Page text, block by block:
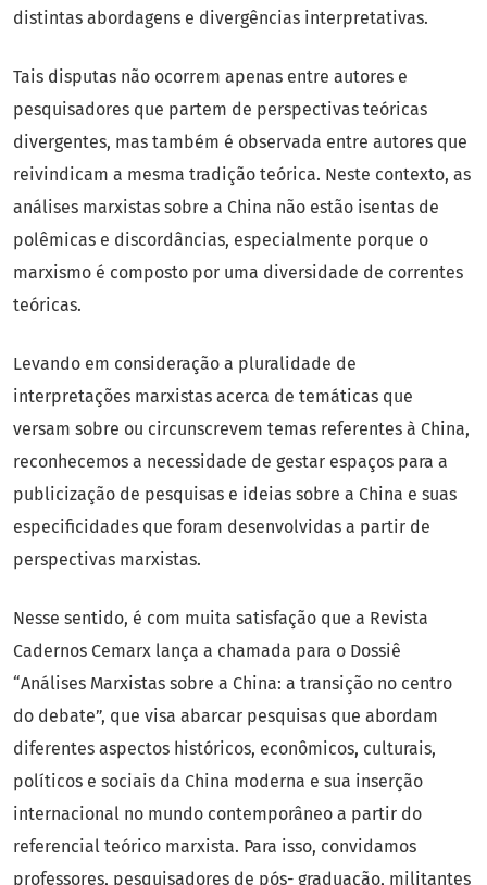
distintas abordagens e divergências interpretativas.
Tais disputas não ocorrem apenas entre autores e
pesquisadores que partem de perspectivas teóricas
divergentes, mas também é observada entre autores que
reivindicam a mesma tradição teórica. Neste contexto, as
análises marxistas sobre a China não estão isentas de
polêmicas e discordâncias, especialmente porque o
marxismo é composto por uma diversidade de correntes
teóricas.
Levando em consideração a pluralidade de
interpretações marxistas acerca de temáticas que
versam sobre ou circunscrevem temas referentes à China,
reconhecemos a necessidade de gestar espaços para a
publicização de pesquisas e ideias sobre a China e suas
especificidades que foram desenvolvidas a partir de
perspectivas marxistas.
Nesse sentido, é com muita satisfação que a Revista
Cadernos Cemarx lança a chamada para o Dossiê
“Análises Marxistas sobre a China: a transição no centro
do debate”, que visa abarcar pesquisas que abordam
diferentes aspectos históricos, econômicos, culturais,
políticos e sociais da China moderna e sua inserção
internacional no mundo contemporâneo a partir do
referencial teórico marxista. Para isso, convidamos
professores, pesquisadores de pós- graduação, militantes